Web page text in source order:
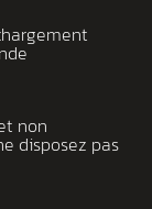
non
disposez pas